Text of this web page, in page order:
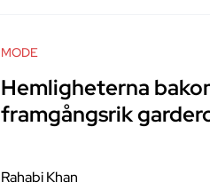
MODE
Hemligheterna
framgångsrik
Rahabi Khan